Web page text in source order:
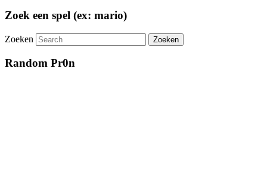
Zoek een spel (ex: mario)
Zoeken
Random Pr0n